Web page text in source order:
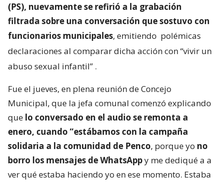
(PS), nuevamente se refirió a la grabación
filtrada sobre una conversación que sostuvo con
funcionarios municipales, emitiendo polémicas
declaraciones al comparar dicha acción con “vivir un
abuso sexual infantil” .
Fue el jueves, en plena reunión de Concejo
Municipal, que la jefa comunal comenzó explicando
que lo conversado en el audio se remonta a
enero, cuando “estábamos con la campaña
solidaria a la comunidad de Penco, porque yo no
borro los mensajes de WhatsAppy me dediqué a a
ver qué estaba haciendo yo en ese momento. Estaba